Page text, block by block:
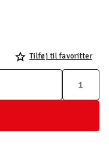
Tilføj til favoritter